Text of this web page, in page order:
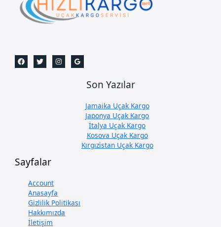
Son Yazılar
Jamaika Uçak Kargo
Japonya Uçak Kargo
İtalya Uçak Kargo
Kosova Uçak Kargo
Kırgızistan Uçak Kargo
Sayfalar
Account
Anasayfa
Gizlilik Politikası
Hakkımızda
İletişim